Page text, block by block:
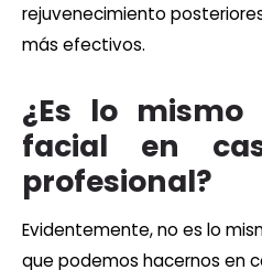
rejuvenecimiento
más efectivos.
¿Es lo mismo
facial en
profesional?
Evidentemente, no es lo
que podemos hacernos en